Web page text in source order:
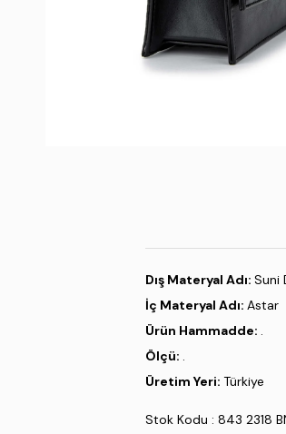
Dış Materyal Adı: Suni
İç Materyal Adı: Astar
Ürün Hammadde: .
Ölçü: .
Üretim Yeri: Türkiye
Stok Kodu : 843 2318